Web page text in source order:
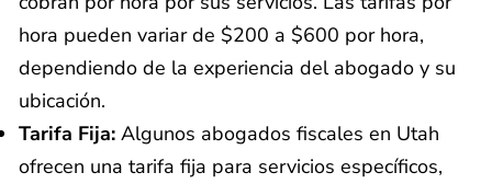
hora pueden variar de $200 a $600 por hora,
dependiendo de la experiencia del abogado y su
ubicación.
Tarifa Fija: Algunos abogados fiscales en Utah
ofrecen una tarifa fija para servicios específicos,